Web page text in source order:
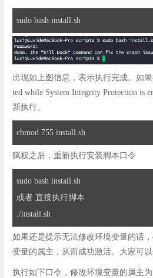
sudo bash install.sh
出现如上图信息，表示执行完成。如果
ted while System Integrity Protection is
新执行。
chmod 755 install.sh
赋权之后，重新执行安装脚本口令
sudo bash install.sh
或者 直接执行脚本
./install.sh
如果还是提示无法修改环境变量的话
变量的属主，从而成功激活。大家可以
执行如下口令，修改环境变量的属主为